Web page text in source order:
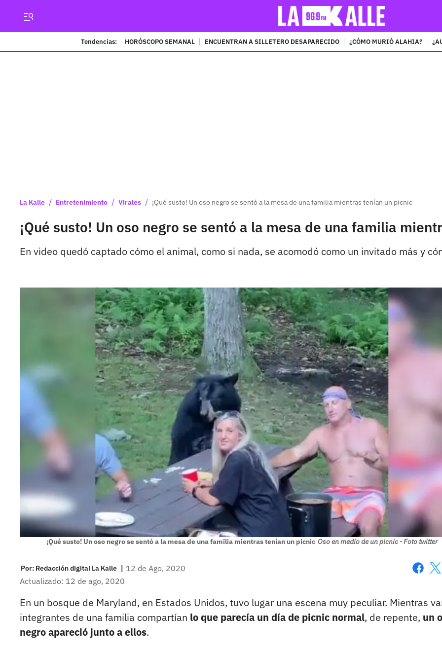
Tendencias: HORÓSCOPO SEMANAL ENCUENTRAN A SILLETERO DESAPARECIDO ¿CÓMO MURIÓ ALAHIA?
La Kalle / Entretenimiento / Virales / ¡Qué susto! Un oso negro se sentó a la mesa de una familia mientras tenían un picnic
¡Qué susto! Un oso negro se sentó a la mesa de una familia
En video quedó captado cómo el animal, como si nada, se acomodó como un invitado más y
¡Qué susto! Un oso negro se sentó a la mesa de una familia mientras tenían un picnic Oso en medio de un picnic - Foto twitter
Por: Redacción digital La Kalle | 12 de Ago, 2020
Actualizado: 12 de ago, 2020
En un bosque de Maryland, en Estados Unidos, tuvo lugar una escena muy peculiar. Mientras
integrantes de una familia compartían lo que parecía un día de picnic normal, de repente, un
negro apareció junto a ellos.